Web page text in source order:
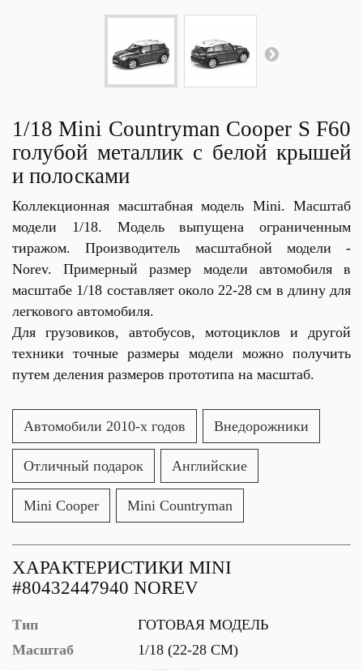
1/18 Mini Countryman Cooper S F60
голубой металлик с белой крышей
и полосками
Коллекционная масштабная модель Mini. Масштаб
модели 1/18. Модель выпущена ограниченным
тиражом. Производитель масштабной модели -
Norev. Примерный размер модели автомобиля в
масштабе 1/18 составляет около 22-28 см в длину для
легкового автомобиля.
Для грузовиков, автобусов, мотоциклов и другой
техники точные размеры модели можно получить
путем деления размеров прототипа на масштаб.
Автомобили 2010-х годов Внедорожники
Отличный подарок Английские
Mini Cooper Mini Countryman
ХАРАКТЕРИСТИКИ MINI
#80432447940 NOREV
Тип
ГОТОВАЯ МОДЕЛЬ
Масштаб
1/18 (22-28 СМ)